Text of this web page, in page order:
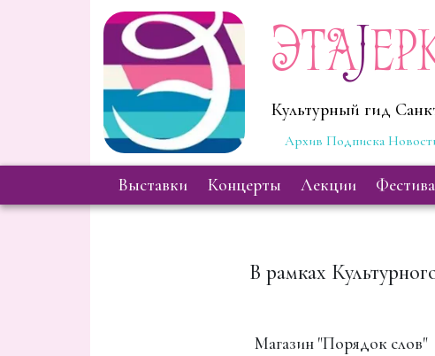
ЭтаJ
Культурный гид
Архив Подписка
выставки концерты лекции
В рамках
Магазин "Порядок слов"